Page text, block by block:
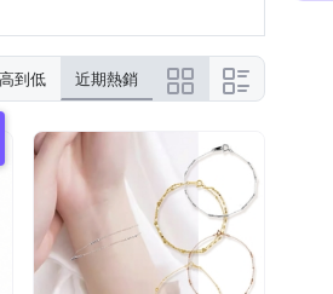
到低 近期熱銷